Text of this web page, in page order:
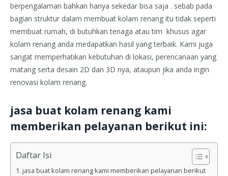
berpengalaman bahkan hanya sekedar bisa saja . sebab pada
bagian struktur dalam membuat kolam renang itu tidak seperti
membuat rumah, di butuhkan tenaga atau tim khusus agar
kolam renang anda medapatkan hasil yang terbaik. Kami juga
sangat memperhatikan kebutuhan di lokasi, perencanaan yang
matang serta desain 2D dan 3D nya, ataupun jika anda ingin
renovasi kolam renang.
jasa buat kolam renang kami
memberikan pelayanan berikut ini:
Daftar Isi
jasa buat kolam renang kami memberikan pelayanan berikut